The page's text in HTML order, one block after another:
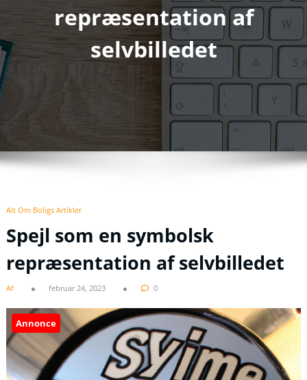
repræsentation af
selvbilledet
Alt Om Boligs Artikler
Spejl som en symbolsk
repræsentation af selvbilledet
Af februar 24, 2023 0
Annonce